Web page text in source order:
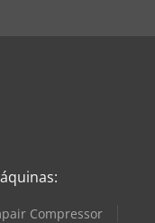
Compressor